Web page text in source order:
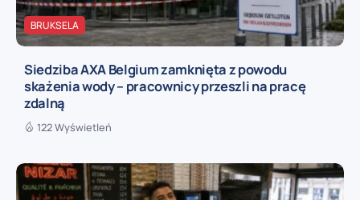
BRUKSELA
Siedziba AXA Belgium zamknięta z powodu
skażenia wody – pracownicy przeszli na pracę
zdalną
122 Wyświetleń